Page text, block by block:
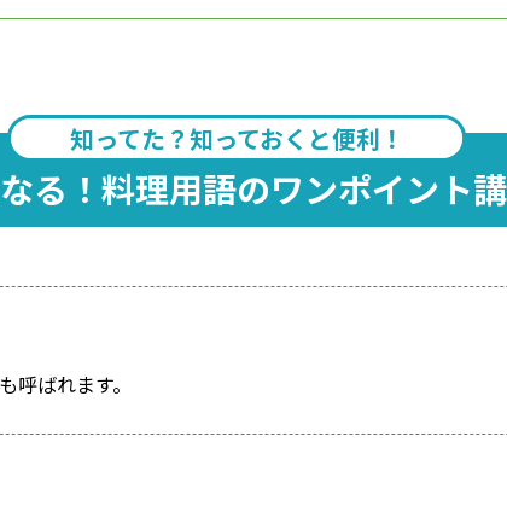
知ってた？知っておくと便利！
る！料理用語のワンポイント
呼ばれます。